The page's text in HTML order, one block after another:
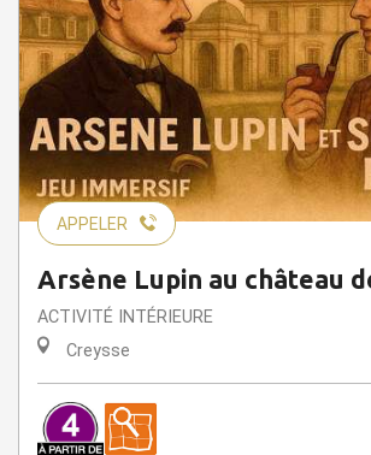
APPELER
Arsène Lupin au château
ACTIVITÉ INTÉRIEURE
Creysse